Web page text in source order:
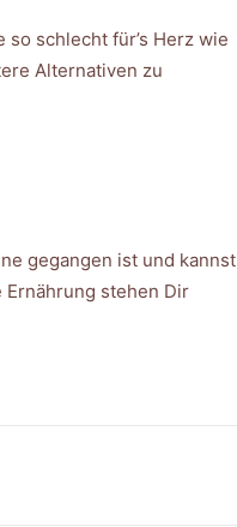
schlecht für’s Herz wie
Alternativen zu
gegangen ist und kannst
stehen Dir